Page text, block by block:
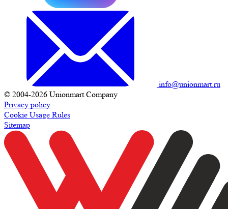
info@unionmart.ru
© 2004-2026 Unionmart Company
Privacy policy
Cookie Usage Rules
Sitemap